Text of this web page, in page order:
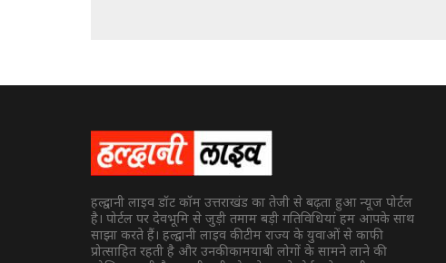
हल्द्वानी लाइव डॉट कॉम उत्तराखंड का तेजी से बढ़ता हुआ न्यूज पोर्टल
है। पोर्टल पर देवभूमि से जुड़ी तमाम बड़ी गतिविधियां हम आपके साथ
साझा करते हैं। हल्द्वानी लाइव की टीम राज्य के युवाओं से काफी
प्रोत्साहित रहती है और उनकी कामयाबी लोगों के सामने लाने की